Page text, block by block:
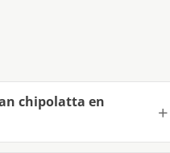
chipolatta en